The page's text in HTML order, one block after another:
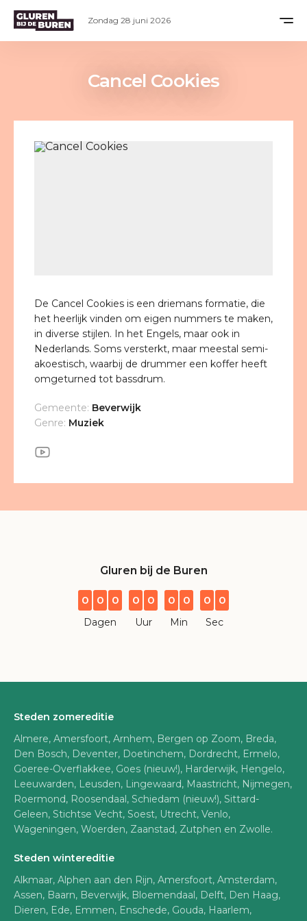
Cancel Cookies
De Cancel Cookies is een driemans formatie, die
het heerlijk vinden om eigen nummers te maken,
in diverse stijlen. In het Engels, maar ook in
Nederlands. Soms versterkt, maar meestal semi-
akoestisch, waarbij de drummer een koffer heeft
omgeturned tot bassdrum.
Gemeente: Beverwijk
Genre: Muziek
Gluren bij de Buren
0 0 0
Dagen
0 0
Uur
0 0
Min
0 0
Sec
Steden zomereditie
Almere, Amersfoort, Arnhem, Bergen op Zoom, Breda,
Den Bosch, Deventer, Doetinchem, Dordrecht, Ermelo,
Goeree-Overflakkee, Goes (nieuw!), Harderwijk, Hengelo,
Leeuwarden, Leusden, Lingewaard, Maastricht, Nijmegen,
Roermond, Roosendaal, Schiedam (nieuw!), Sittard-
Geleen, Stichtse Vecht, Soest, Utrecht, Venlo,
Wageningen, Woerden, Zaanstad, Zutphen en Zwolle.
Steden wintereditie
Alkmaar, Alphen aan den Rijn, Amersfoort, Amsterdam,
Assen, Baarn, Beverwijk, Bloemendaal, Delft, Den Haag,
Dieren, Ede, Emmen, Enschede, Gouda, Haarlem,
Zondag 28 juni 2026